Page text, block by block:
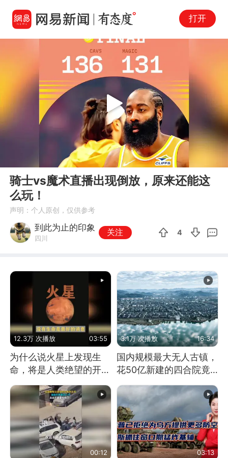
打开
00:55
Play
骑士vs魔术直播出现倒放，原来还能这
么玩！
声明：个人原创，仅供参考
到此为止的印象
四川
关注 4
12.3万 次播放 03:55
为什么说火星上发现生
命，将是人类绝望的开
3.1万 次播放 16:34
国内规模最大无人古镇，
花50亿新建的四合院竟
00:12 03:13